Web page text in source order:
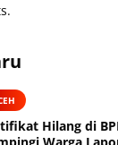
Hilang di